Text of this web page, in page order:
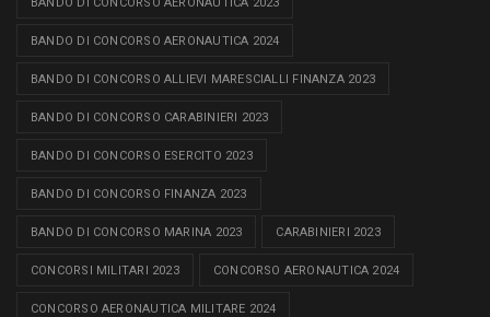
BANDO DI CONCORSO AERONAUTICA 2024
BANDO DI CONCORSO ALLIEVI MARESCIALLI FINANZA 2023
BANDO DI CONCORSO CARABINIERI 2023
BANDO DI CONCORSO ESERCITO 2023
BANDO DI CONCORSO FINANZA 2023
BANDO DI CONCORSO MARINA 2023 CARABINIERI 2023
CONCORSI MILITARI 2023 CONCORSO AERONAUTICA 2024
CONCORSO AERONAUTICA MILITARE 2024